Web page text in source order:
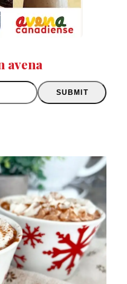
avena
SUBMIT